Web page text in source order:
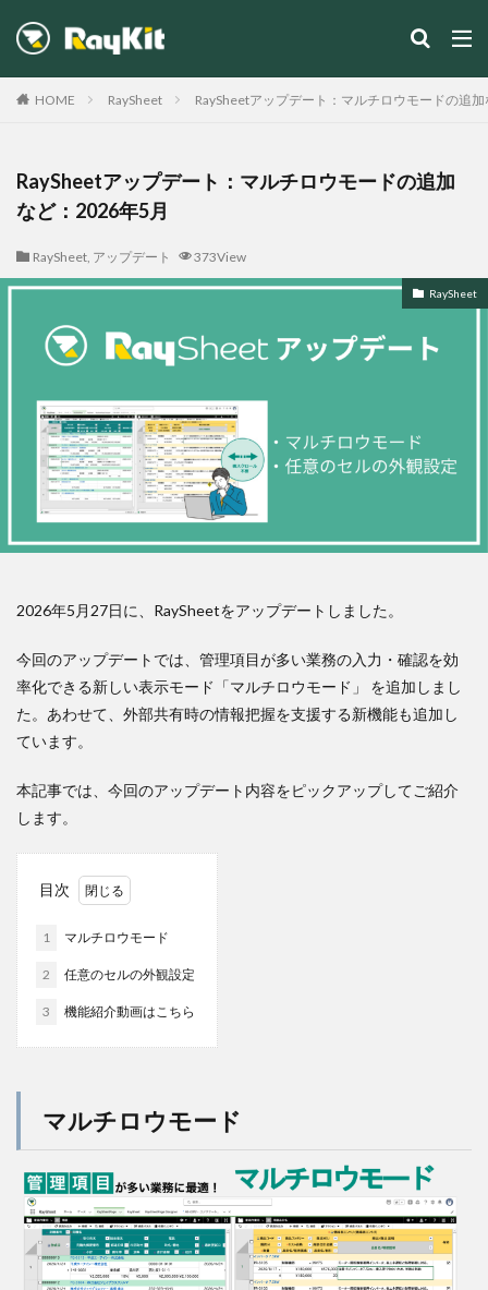
HOME RaySheet RaySheetアップデート：マルチロウモードの追
RaySheetアップデート：マルチロウモードの追加
など：2026年5月
RaySheet, アップデート 373View
RaySheet
2026年5月27日に、RaySheetをアップデートしました。
今回のアップデートでは、管理項目が多い業務の入力・確認を効
率化できる新しい表示モード「マルチロウモード」 を追加しまし
た。あわせて、外部共有時の情報把握を支援する新機能も追加し
ています。
本記事では、今回のアップデート内容をピックアップしてご紹介
します。
目次
1 マルチロウモード
2 任意のセルの外観設定
3 機能紹介動画はこちら
マルチロウモード
カテゴリー